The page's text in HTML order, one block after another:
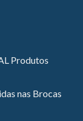
Produtos
nas Brocas